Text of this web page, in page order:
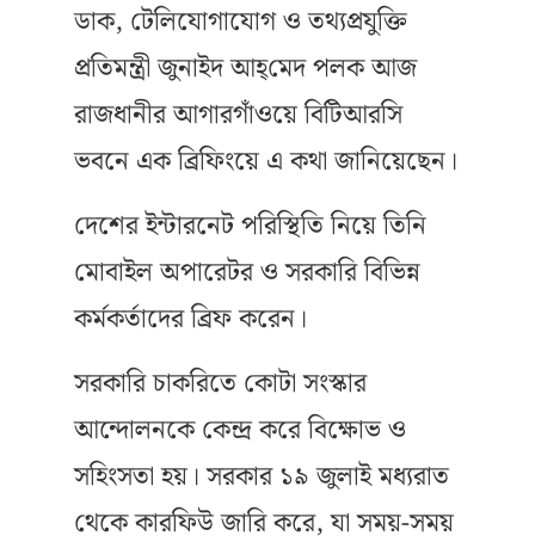
ডাক, টেলিযোগাযোগ ও তথ্যপ্রযুক্তি
প্রতিমন্ত্রী জুনাইদ আহ্‌মেদ পলক আজ
রাজধানীর আগারগাঁওয়ে বিটিআরসি
ভবনে এক ব্রিফিংয়ে এ কথা জানিয়েছেন।
দেশের ইন্টারনেট পরিস্থিতি নিয়ে তিনি
মোবাইল অপারেটর ও সরকারি বিভিন্ন
কর্মকর্তাদের ব্রিফ করেন।
সরকারি চাকরিতে কোটা সংস্কার
আন্দোলনকে কেন্দ্র করে বিক্ষোভ ও
সহিংসতা হয়। সরকার ১৯ জুলাই মধ্যরাত
থেকে কারফিউ জারি করে, যা সময়-সময়